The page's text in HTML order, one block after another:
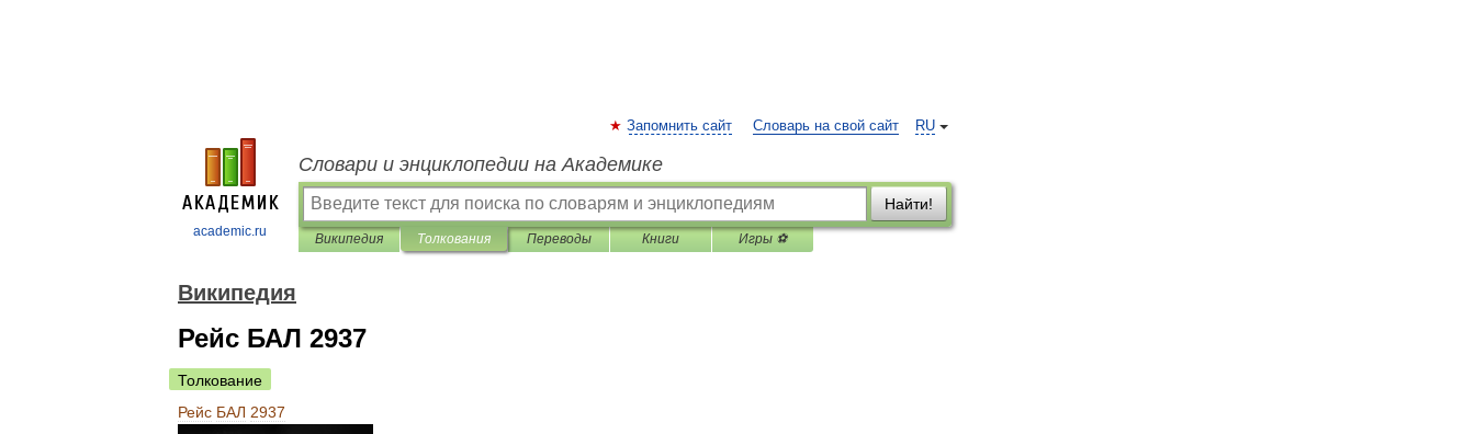
academic.ru
RU
Запомнить сайт Словарь на свой сайт
Словари и энциклопедии на Академике
Найти!
Википедия Толкования Переводы Книги Игры ⚽
Википедия
Рейс БАЛ 2937
Толкование
Рейс БАЛ 2937